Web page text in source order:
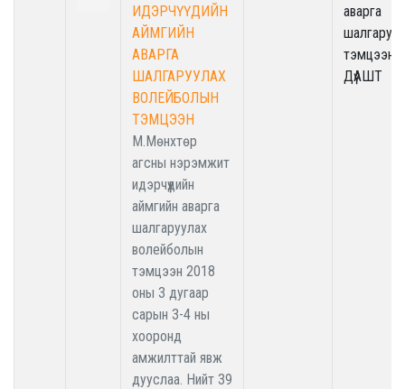
ИДЭРЧҮҮДИЙН
АЙМГИЙН
АВАРГА
ШАЛГАРУУЛАХ
ВОЛЕЙБОЛЫН
ТЭМЦЭЭН
М.Мөнхтөр
агсны нэрэмжит
идэрчүүдийн
аймгийн аварга
шалгаруулах
волейболын
тэмцээн 2018
оны 3 дугаар
сарын 3-4 ны
хооронд
амжилттай явж
дууслаа. Нийт 39
аварга
тэмцээн /
ДүАШТ